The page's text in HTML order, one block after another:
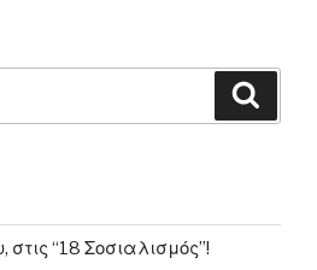
“18 Σοσιαλισμός”!